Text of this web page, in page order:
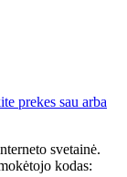
prekes sau arba
svetainė.
kodas: